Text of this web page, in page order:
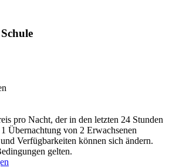
pro Nacht, der in den letzten 24 Stunden
Übernachtung von 2 Erwachsenen
Verfügbarkeiten können sich ändern.
gelten.